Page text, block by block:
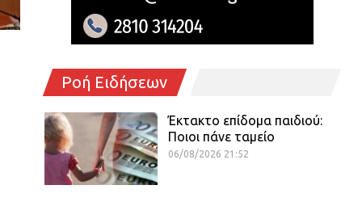
Ροή Ειδήσεων
Έκτακτο επίδομα παιδιού:
Ποιοι πάνε ταμείο
06/08/2026 21:52